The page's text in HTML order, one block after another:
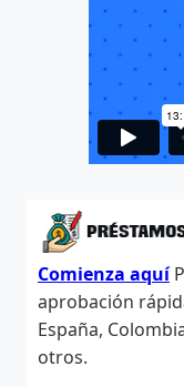
Comienza aquí
aprobación
España,
otros.